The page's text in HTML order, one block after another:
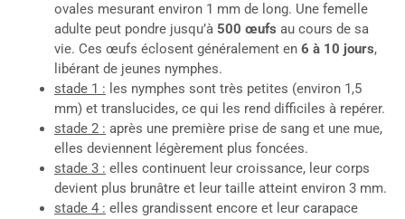
ovales mesurant environ 1 mm de long. Une femelle
adulte peut pondre jusqu’à 500 œufs au cours de sa
vie. Ces œufs éclosent généralement en 6 à 10 jours,
libérant de jeunes nymphes.
stade 1 : les nymphes sont très petites (environ 1,5
mm) et translucides, ce qui les rend difficiles à repérer.
stade 2 : après une première prise de sang et une mue,
elles deviennent légèrement plus foncées.
stade 3 : elles continuent leur croissance, leur corps
devient plus brunâtre et leur taille atteint environ 3 mm.
stade 4 : elles grandissent encore et leur carapace